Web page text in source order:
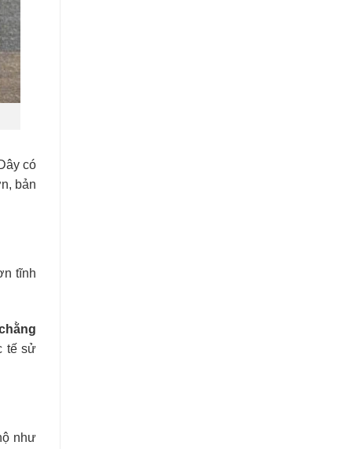
có
bản
tĩnh
tế sử
như